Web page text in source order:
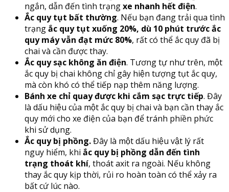
ngắn, dẫn đến tình trạngxe nhanh hết điện.
Ắc quy tụt bất thường. Nếu bạn đang trải qua tình
trạngắc quy tụt xuống 20%, dù 10 phút trước ắc
quy máy vẫn đạt mức 80%, rất có thể ắc quy đã bị
chai và cần được thay.
Ắc quy sạc không ăn điện. Tương tự như trên, một
ắc quy bị chai không chỉ gây hiện tượng tụt ắc quy,
mà còn khó có thể tiếp nạp thêm năng lượng.
Bánh xe chỉ quay được khi cắm sạc trực tiếp. Đây
là dấu hiệu của một ắc quy bị chai và bạn cần thay ắc
quy mới cho xe điện của bạn để tránh phiền phức
khi sử dụng.
Ắc quy bị phồng.Đây là một dấu hiệu vật lý rất
nguy hiểm, khi ắc quy bị phồng dẫn đến tình
trạng thoát khí, thoát axit ra ngoài. Nếu không
thay ắc quy kịp thời, rủi ro hoàn toàn có thể xảy ra
bất cứ lúc nào.